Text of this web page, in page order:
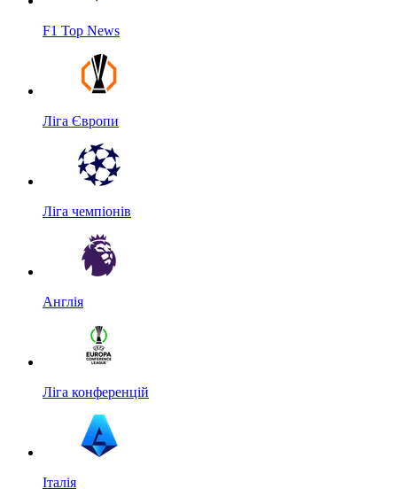
F1 Top News
Ліга Європи
Ліга чемпіонів
Англія
Ліга конференцій
Італія